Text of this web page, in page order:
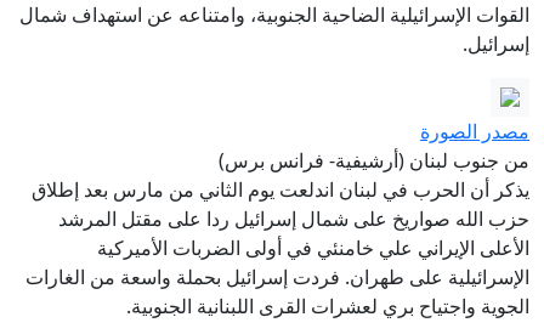
القوات الإسرائيلية الضاحية الجنوبية، وامتناعه عن استهداف شمال
إسرائيل.
مصدر الصورة
من جنوب لبنان (أرشيفية- فرانس برس)
يذكر أن الحرب في لبنان اندلعت يوم الثاني من مارس بعد إطلاق
حزب الله صواريخ على شمال إسرائيل ردا على مقتل المرشد
الأعلى الإيراني علي خامنئي في أولى الضربات الأميركية
الإسرائيلية على طهران. فردت إسرائيل بحملة واسعة من الغارات
الجوية واجتياح بري لعشرات القرى اللبنانية الجنوبية.